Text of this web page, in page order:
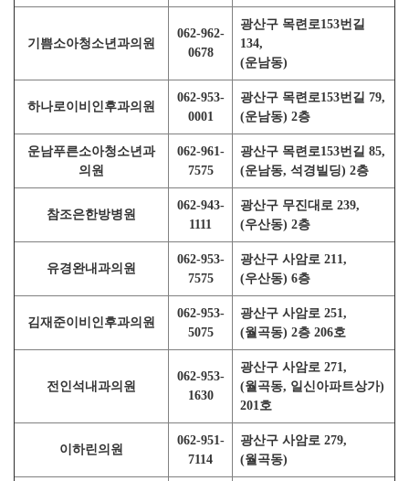
기쁨소아청소년과의원
062-962-
0678
광산구 목련로153번길
134,
(운남동)
하나로이비인후과의원
062-953-
0001
광산구 목련로153번길 79,
(운남동) 2층
운남푸른소아청소년과
의원
062-961-
7575
광산구 목련로153번길 85,
(운남동, 석경빌딩) 2층
참조은한방병원
062-943-
1111
광산구 무진대로 239,
(우산동) 2층
유경완내과의원
062-953-
7575
광산구 사암로 211,
(우산동) 6층
김재준이비인후과의원
062-953-
5075
광산구 사암로 251,
(월곡동) 2층 206호
전인석내과의원
062-953-
1630
광산구 사암로 271,
(월곡동, 일신아파트상가)
201호
이하린의원
062-951-
7114
광산구 사암로 279,
(월곡동)